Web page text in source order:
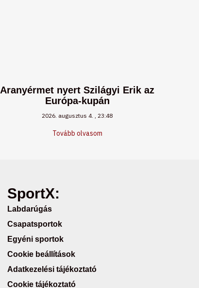
Aranyérmet nyert Szilágyi Erik az
Európa-kupán
2026. augusztus 4. 23:48
Tovább olvasom
SportX:
Labdarúgás
Csapatsportok
Egyéni sportok
Cookie beállítások
Adatkezelési tájékoztató
Cookie tájékoztató